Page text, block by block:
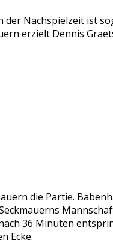
Nachspielzeit ist
erzielt Dennis
die Partie.
36 Minuten
Ecke.